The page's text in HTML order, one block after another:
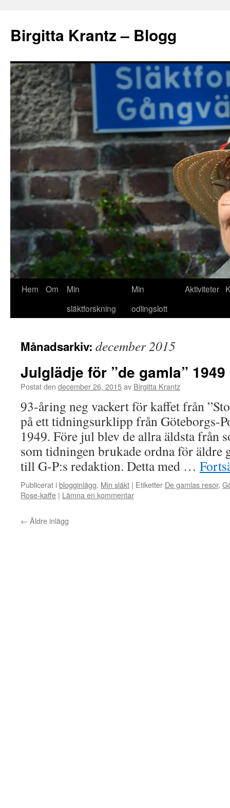
innehåll
Birgitta Krantz – Blogg
Hem Om
Min
släktforskning
Min
odlingslott
Aktiviteter
Månadsarkiv: december 2015
Julglädje för ”de gamla” 1949
Postat den december 26, 2015av Birgitta Krantz
93-åring neg vackert för kaffet från
på ett tidningsurklipp från Göteborgs-
1949. Före jul blev de allra äldsta från
som tidningen brukade ordna för äldre
till G-P:s redaktion. Detta med …
Publicerat iblogginlägg, Min släkt | Etiketter De gamlas resor,
Rose-kaffe | Lämna en kommentar
← Äldre inlägg